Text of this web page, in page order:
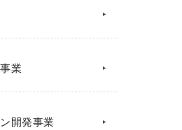
業
開発事業